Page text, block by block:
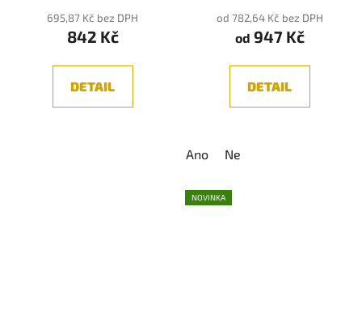
695,87 Kč bez DPH
842 Kč
DETAIL
produktu
je
z
od 782,64 Kč bez DPH
od 947 Kč
DETAIL
Ano Ne
NOVINKA